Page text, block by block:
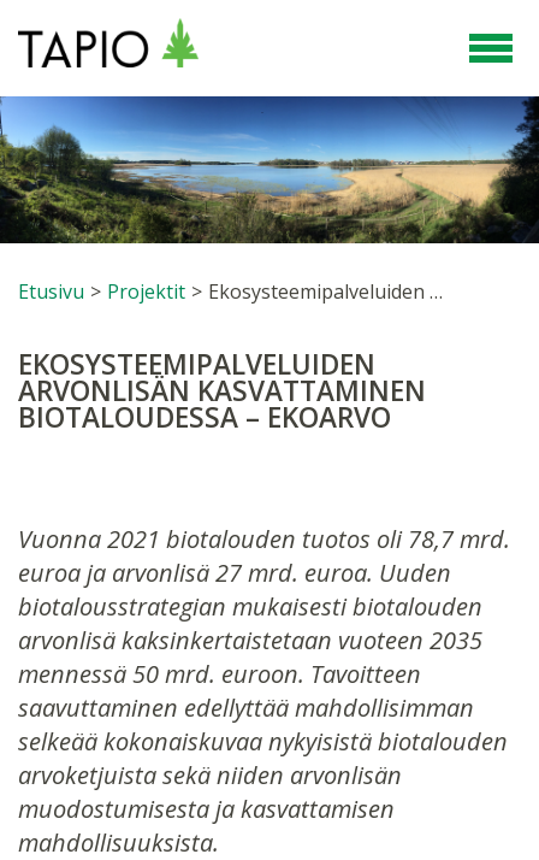
Etusivu > Projektit > Ekosysteemipalveluiden arvonlisän kasvattaminen biotaloudessa – EKOARVO
EKOSYSTEEMIPALVELUIDEN
ARVONLISÄN KASVATTAMINEN
BIOTALOUDESSA – EKOARVO
Vuonna 2021 biotalouden tuotos oli 78,7 mrd.
euroa ja arvonlisä 27 mrd. euroa. Uuden
biotalousstrategian mukaisesti biotalouden
arvonlisä kaksinkertaistetaan vuoteen 2035
mennessä 50 mrd. euroon. Tavoitteen
saavuttaminen edellyttää mahdollisimman
selkeää kokonaiskuvaa nykyisistä biotalouden
arvoketjuista sekä niiden arvonlisän
muodostumisesta ja kasvattamisen
mahdollisuuksista.